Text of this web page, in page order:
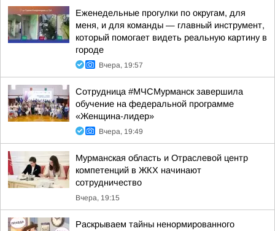
Еженедельные прогулки по округам, для
меня, и для команды — главный инструмент,
который помогает видеть реальную картину в
городе
Вчера, 19:57
Сотрудница #МЧСМурманск завершила
обучение на федеральной программе
«Женщина-лидер»
Вчера, 19:49
Мурманская область и Отраслевой центр
компетенций в ЖКХ начинают
сотрудничество
Вчера, 19:15
Раскрываем тайны ненормированного